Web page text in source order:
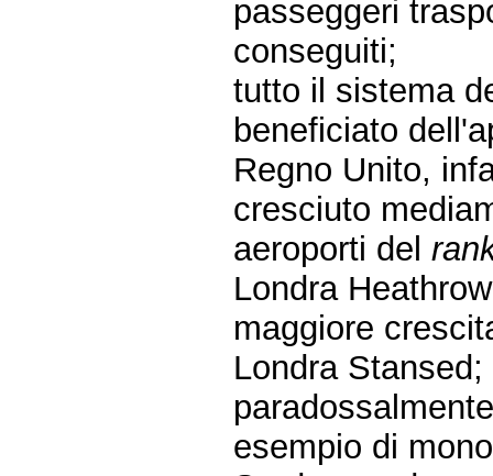
passeggeri
conseguiti;
tutto il sistema
beneficiato
Regno Unito,
cresciuto
aeroporti del
Londra
maggiore
Londra Stansed;
esempio di